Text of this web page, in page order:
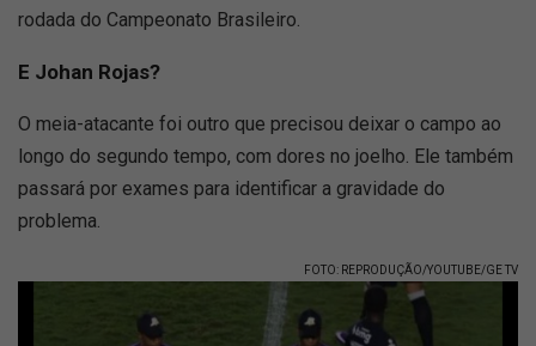
rodada do Campeonato Brasileiro.
E Johan Rojas?
O meia-atacante foi outro que precisou deixar o campo ao
longo do segundo tempo, com dores no joelho. Ele também
passará por exames para identificar a gravidade do
problema.
FOTO: REPRODUÇÃO/YOUTUBE/GE TV